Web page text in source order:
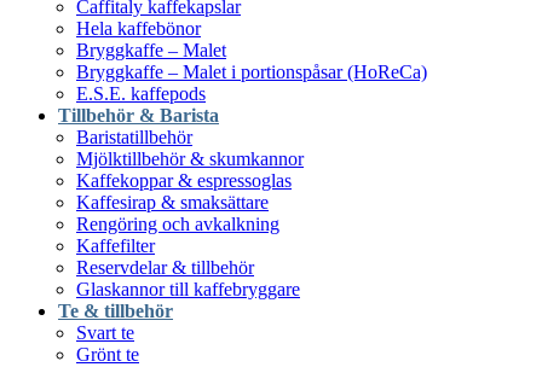
Caffitaly kaffekapslar
Hela kaffebönor
Bryggkaffe – Malet
Bryggkaffe – Malet i portionspåsar (HoReCa)
E.S.E. kaffepods
Tillbehör & Barista
Baristatillbehör
Mjölktillbehör & skumkannor
Kaffekoppar & espressoglas
Kaffesirap & smaksättare
Rengöring och avkalkning
Kaffefilter
Reservdelar & tillbehör
Glaskannor till kaffebryggare
Te & tillbehör
Svart te
Grönt te